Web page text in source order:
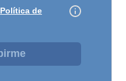
Política de